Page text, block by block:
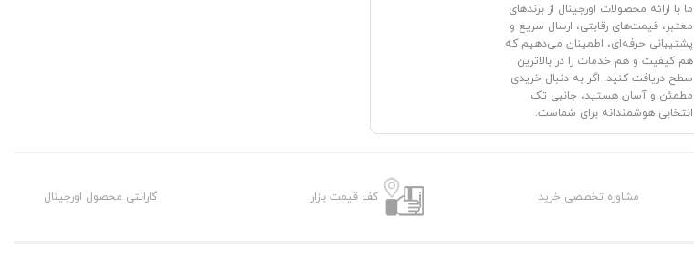
ما با ارائه محصولات اورجینال از برندهای
معتبر، قیمت‌های رقابتی، ارسال سریع و
پشتیبانی حرفه‌ای، اطمینان می‌دهیم که
هم کیفیت و هم خدمات را در بالاترین
سطح دریافت کنید. اگر به دنبال خریدی
مطمئن و آسان هستید، جانبی تک
انتخابی هوشمندانه برای شماست.
مشاوره تخصصی خرید کف قیمت بازار گارانتی محصول اورجینال